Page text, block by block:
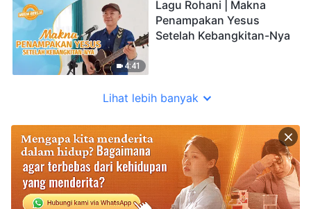
4:41
Lagu Rohani | Makna
Penampakan Yesus
Setelah Kebangkitan-Nya
Lihat lebih banyak